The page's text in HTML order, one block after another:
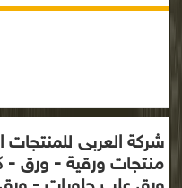
شركة العربى للمنتجات
منتجات ورقية - ورق -